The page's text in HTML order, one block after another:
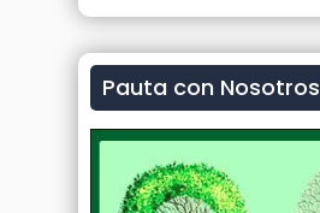
Pauta con Nosotros